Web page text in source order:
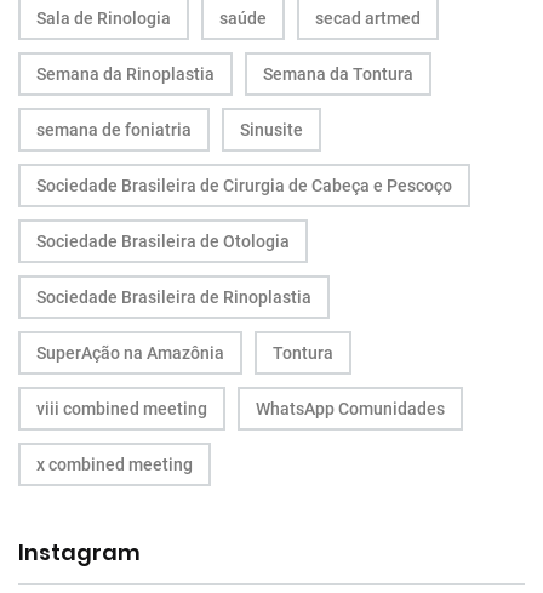
Sala de Rinologia saúde secad artmed
Semana da Rinoplastia Semana da Tontura
semana de foniatria Sinusite
Sociedade Brasileira de Cirurgia de Cabeça e Pescoço
Sociedade Brasileira de Otologia
Sociedade Brasileira de Rinoplastia
SuperAção na Amazônia Tontura
viii combined meeting WhatsApp Comunidades
x combined meeting
Instagram